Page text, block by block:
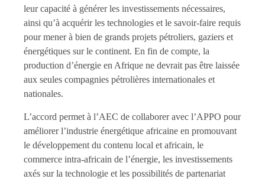
leur capacité à générer les investissements nécessaires,
ainsi qu’à acquérir les technologies et le savoir-faire requis
pour mener à bien de grands projets pétroliers, gaziers et
énergétiques sur le continent. En fin de compte, la
production d’énergie en Afrique ne devrait pas être laissée
aux seules compagnies pétrolières internationales et
nationales.
L’accord permet à l’AEC de collaborer avec l’APPO pour
améliorer l’industrie énergétique africaine en promouvant
le développement du contenu local et africain, le
commerce intra-africain de l’énergie, les investissements
axés sur la technologie et les possibilités de partenariat